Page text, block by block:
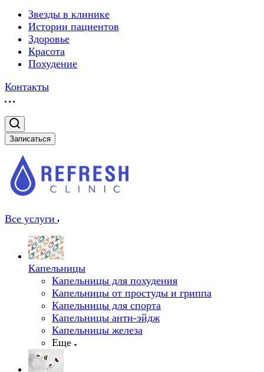
Звезды в клинике
Истории пациентов
Здоровье
Красота
Похудение
Контакты
Записаться
Все услуги
Капельницы
Капельницы для похудения
Капельницы от простуды и гриппа
Капельницы для спорта
Капельницы анти-эйдж
Капельницы железа
Еще